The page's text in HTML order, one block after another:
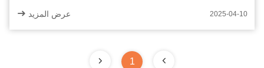
2025-04-10 عرض المزيد
1